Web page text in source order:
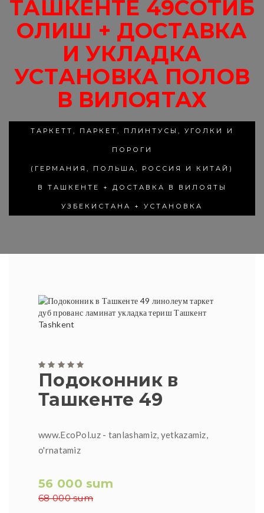
ТАШКЕНТЕ 49СОТИБ
ОЛИШ + ДОСТАВКА
И УКЛАДКА
УСТАНОВКА ПОЛОВ
В ВИЛОЯТАХ
ТАРКЕТТ, ПАРКЕТ, ПЛИНТУСЫ, УГОЛКИ И
ПОРОГИ
(ГЕРМАНИЯ, ПОЛЬША, РОССИЯ И КИТАЙ)
В ТАШКЕНТЕ + ДОСТАВКА В ВИЛОЯТЫ
УЗБЕКИСТАНА + УСТАНОВКА
Подоконник в
Ташкенте 49
www.EcoPol.uz - tanlashamiz, yetkazamiz,
o'rnatamiz
56 000 sum
68 000 sum